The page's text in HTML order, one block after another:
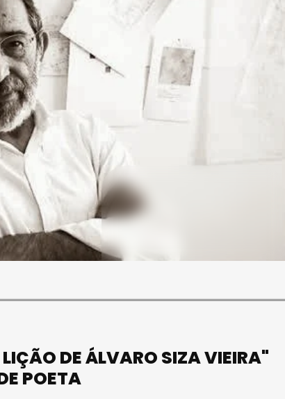
DE ÁLVARO SIZA VIEIRA"
POETA
JOVEM ENFERMEIRA NO
HOSPITAL DE VISEU